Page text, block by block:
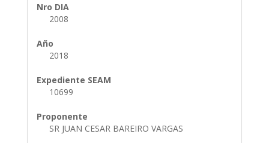
Nro DIA
2008
Año
2018
Expediente SEAM
10699
Proponente
SR JUAN CESAR BAREIRO VARGAS